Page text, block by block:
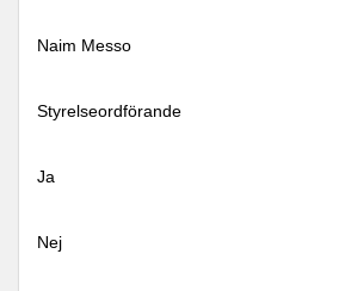
Naim Messo
Styrelseordförande
Ja
Nej